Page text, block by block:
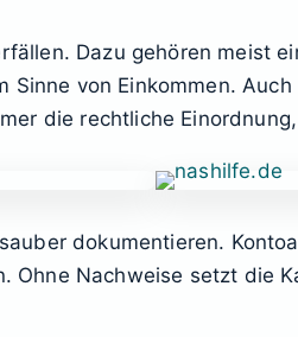
Dazu gehören meist
von Einkommen.
die rechtliche
dokumentieren.
Nachweise setzt die